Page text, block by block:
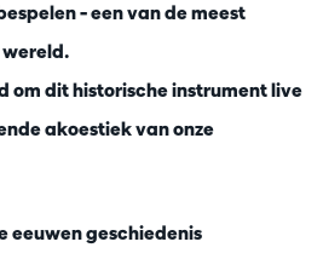
– een van de meest
om dit historische instrument live
akoestiek van onze
eeuwen geschiedenis